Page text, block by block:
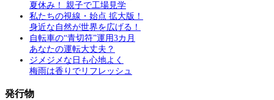
夏休み！ 親子で工場見学
私たちの視線・始点 拡大版！
身近な自然が世界を広げる！
自転車の“青切符”運用3カ月
あなたの運転大丈夫？
ジメジメな日も心地よく
梅雨は香りでリフレッシュ
発行物